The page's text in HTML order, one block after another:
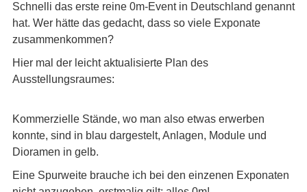
Schnelli das erste reine 0m-Event in Deutschland genannt
hat. Wer hätte das gedacht, dass so viele Exponate
zusammenkommen?
Hier mal der leicht aktualisierte Plan des
Ausstellungsraumes:
Kommerzielle Stände, wo man also etwas erwerben
konnte, sind in blau dargestelt, Anlagen, Module und
Dioramen in gelb.
Eine Spurweite brauche ich bei den einzenen Exponaten